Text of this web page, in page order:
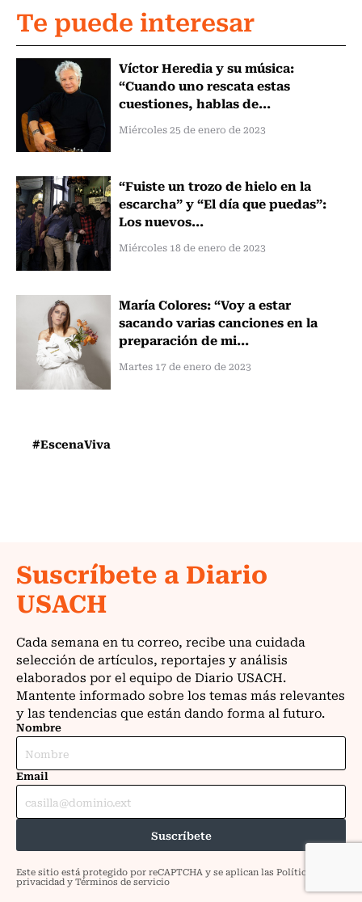
Te puede interesar
Víctor Heredia y su música:
“Cuando uno rescata estas
cuestiones, hablas de...
Miércoles 25 de enero de 2023
“Fuiste un trozo de hielo en la
escarcha” y “El día que puedas”:
Los nuevos...
Miércoles 18 de enero de 2023
María Colores: “Voy a estar
sacando varias canciones en la
preparación de mi...
Martes 17 de enero de 2023
#EscenaViva